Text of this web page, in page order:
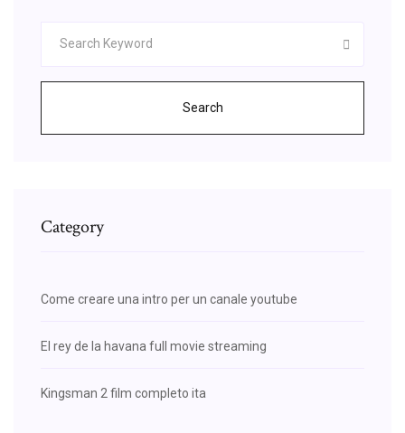
Search
Category
Come creare una intro per un canale youtube
El rey de la havana full movie streaming
Kingsman 2 film completo ita